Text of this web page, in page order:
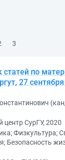
3
по
27 сентября
центр СурГУ, 2020
Физкультура;
Безопасность